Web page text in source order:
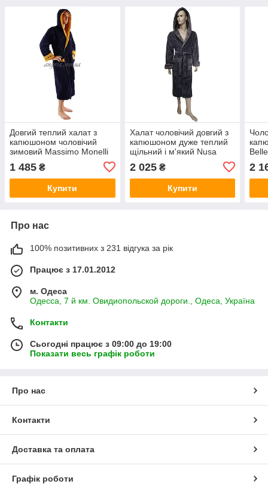
Довгий теплий халат з
капюшоном чоловічий
зимовий Massimo Monelli
1 485 ₴
Купити
Халат чоловічий довгий з
капюшоном дуже теплий
щільний і м'який Nusa
2 025₴
Купити
2
Про нас
100% позитивних з 231 відгука за рік
Працює з 17.01.2012
м. Одеса
Одесса, 7 й км. Овидиопольской дороги., Одеса, Україна
Контакти
Сьогодні працює з 09:00 до 19:00
Показати весь графік роботи
Про нас
Контакти
Доставка та оплата
Графік роботи